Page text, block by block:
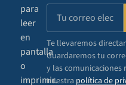
para
leer
en
pantalla
o
imprimir.
Te llevaremos
Guardaremos tu
y las comunicaciones
nuestra política de